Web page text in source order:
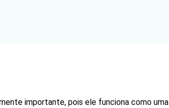
importante, pois ele funciona como uma